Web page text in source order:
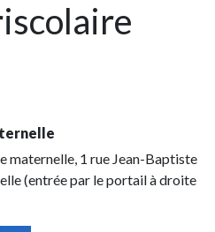
maternelle, 1 rue Jean-Baptiste
(entrée par le portail à droite